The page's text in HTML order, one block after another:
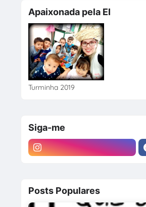
Apaixonada pela EI
Turminha 2019
Siga-me
Posts Populares